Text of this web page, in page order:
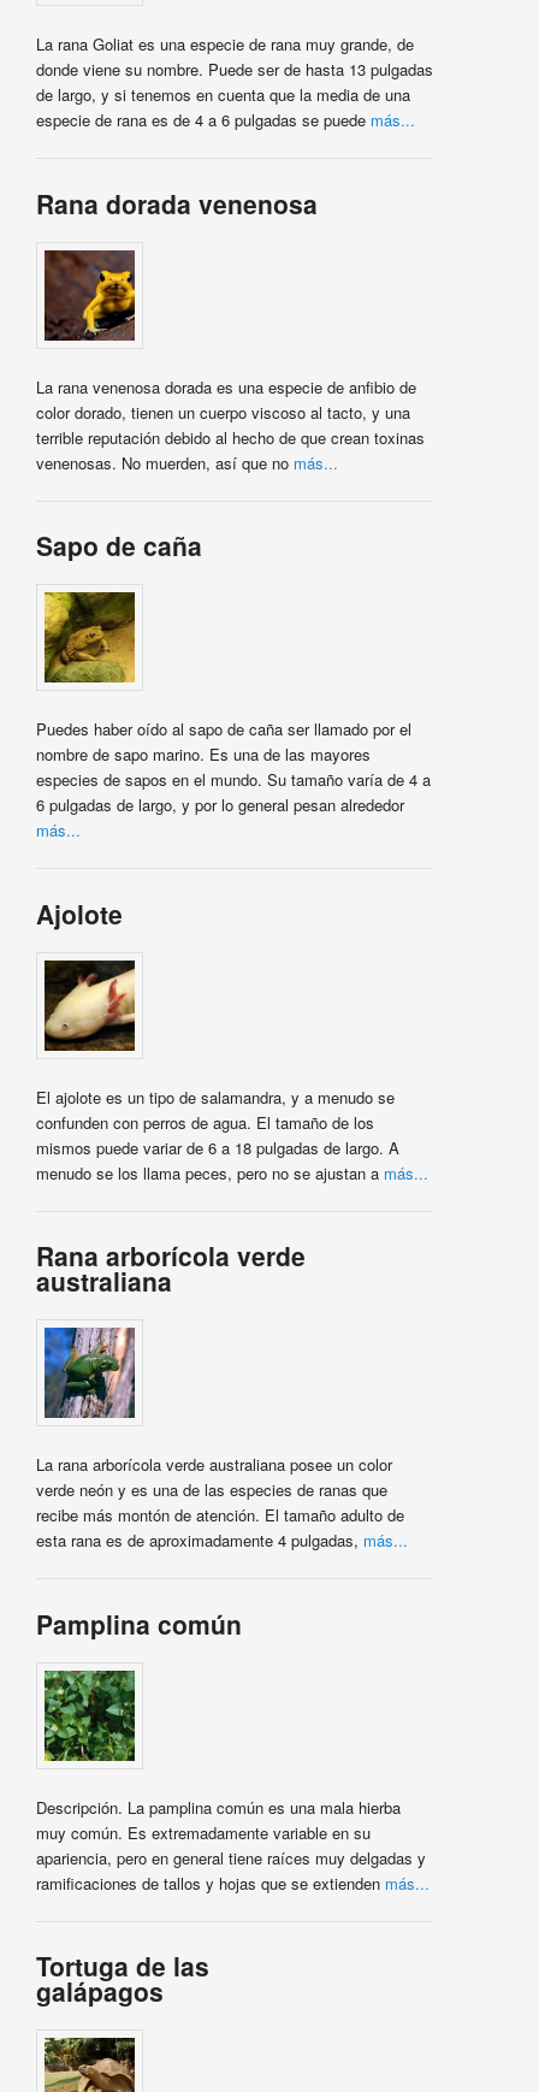
La rana Goliat es una especie de rana muy grande, de
donde viene su nombre. Puede ser de hasta 13 pulgadas
de largo, y si tenemos en cuenta que la media de una
especie de rana es de 4 a 6 pulgadas se puede más...
Rana dorada venenosa
La rana venenosa dorada es una especie de anfibio de
color dorado, tienen un cuerpo viscoso al tacto, y una
terrible reputación debido al hecho de que crean toxinas
venenosas. No muerden, así que no más...
Sapo de caña
Puedes haber oído al sapo de caña ser llamado por el
nombre de sapo marino. Es una de las mayores
especies de sapos en el mundo. Su tamaño varía de 4 a
6 pulgadas de largo, y por lo general pesan alrededor
más...
Ajolote
El ajolote es un tipo de salamandra, y a menudo se
confunden con perros de agua. El tamaño de los
mismos puede variar de 6 a 18 pulgadas de largo. A
menudo se los llama peces, pero no se ajustan a más...
Rana arborícola verde
australiana
La rana arborícola verde australiana posee un color
verde neón y es una de las especies de ranas que
recibe más montón de atención. El tamaño adulto de
esta rana es de aproximadamente 4 pulgadas, más...
Pamplina común
Descripción. La pamplina común es una mala hierba
muy común. Es extremadamente variable en su
apariencia, pero en general tiene raíces muy delgadas y
ramificaciones de tallos y hojas que se extienden más...
Tortuga de las
galápagos